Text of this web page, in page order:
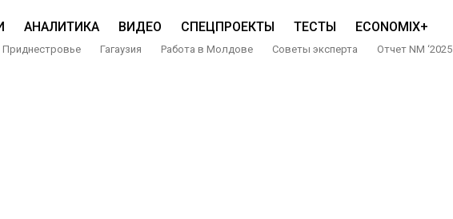
АНАЛИТИКА ВИДЕО СПЕЦПРОЕКТЫ ТЕСТЫ ECONOMIX+
Приднестровье Гагаузия Работа в Молдове Советы эксперта Отчет NM ‘2025